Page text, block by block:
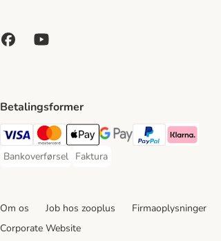
Betalingsformer
VISA Payment Method
Mastercard Payment Method
Apply pay Payment Method
Google Pay Payment Method
paypal Payment
Klarna
Bankoverførsel
Bankoverførsel Payment Method
Faktura
Faktura Payment Method
Om os Job hos zooplus Firmaoplysninger
Corporate Website